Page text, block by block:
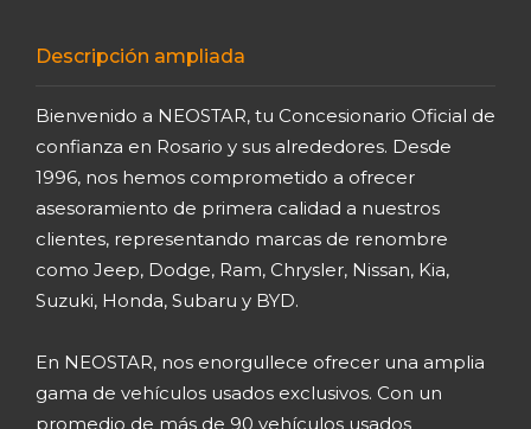
Descripción ampliada
Bienvenido a NEOSTAR, tu Concesionario Oficial de
confianza en Rosario y sus alrededores. Desde
1996, nos hemos comprometido a ofrecer
asesoramiento de primera calidad a nuestros
clientes, representando marcas de renombre
como Jeep, Dodge, Ram, Chrysler, Nissan, Kia,
Suzuki, Honda, Subaru y BYD.
En NEOSTAR, nos enorgullece ofrecer una amplia
gama de vehículos usados exclusivos. Con un
promedio de más de 90 vehículos usados